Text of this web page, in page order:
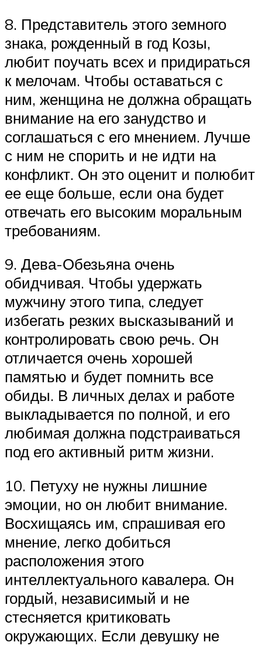
8. Представитель этого земного
знака, рожденный в год Козы,
любит поучать всех и придираться
к мелочам. Чтобы оставаться с
ним, женщина не должна обращать
внимание на его занудство и
соглашаться с его мнением. Лучше
с ним не спорить и не идти на
конфликт. Он это оценит и полюбит
ее еще больше, если она будет
отвечать его высоким моральным
требованиям.
9. Дева-Обезьяна очень
обидчивая. Чтобы удержать
мужчину этого типа, следует
избегать резких высказываний и
контролировать свою речь. Он
отличается очень хорошей
памятью и будет помнить все
обиды. В личных делах и работе
выкладывается по полной, и его
любимая должна подстраиваться
под его активный ритм жизни.
10. Петуху не нужны лишние
эмоции, но он любит внимание.
Восхищаясь им, спрашивая его
мнение, легко добиться
расположения этого
интеллектуального кавалера. Он
гордый, независимый и не
стесняется критиковать
окружающих. Если девушку не